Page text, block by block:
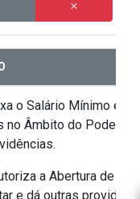
o Salário Mínimo e
no Âmbito do Poder
a Abertura de
e dá outras